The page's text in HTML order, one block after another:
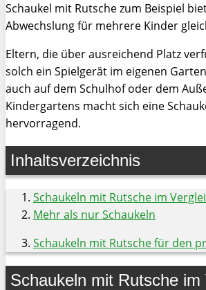
Schaukel mit Rutsche zum Beispiel
Abwechslung für mehrere Kinder
Eltern, die über ausreichend Platz
solch ein Spielgerät im eigenen
auch auf dem Schulhof oder dem
Kindergartens macht sich eine
hervorragend.
Inhaltsverzeichnis
Schaukeln mit Rutsche im
Mehr als nur Schaukeln
Schaukeln mit Rutsche für den
Schaukeln mit Rutsche im